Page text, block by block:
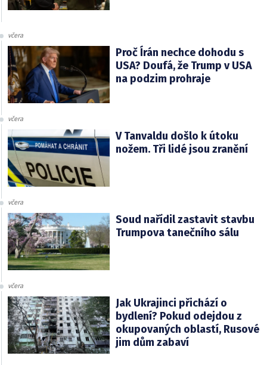
včera
Proč Írán nechce dohodu s
USA? Doufá, že Trump v USA
na podzim prohraje
včera
V Tanvaldu došlo k útoku
nožem. Tři lidé jsou zranění
včera
Soud nařídil zastavit stavbu
Trumpova tanečního sálu
včera
Jak Ukrajinci přichází o
bydlení? Pokud odejdou z
okupovaných oblastí, Rusové
jim dům zabaví